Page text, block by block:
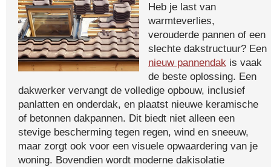
Heb je last van
warmteverlies,
verouderde pannen of een
slechte dakstructuur? Een
nieuw pannendak is vaak
de beste oplossing. Een
dakwerker vervangt de volledige opbouw, inclusief
panlatten en onderdak, en plaatst nieuwe keramische
of betonnen dakpannen. Dit biedt niet alleen een
stevige bescherming tegen regen, wind en sneeuw,
maar zorgt ook voor een visuele opwaardering van je
woning. Bovendien wordt moderne dakisolatie